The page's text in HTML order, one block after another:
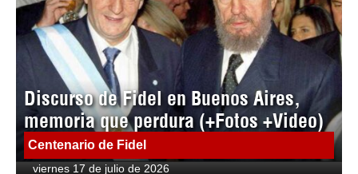
Discurso de Fidel en Buenos Aires,
memoria que perdura (+Fotos +Video)
Centenario de Fidel
viernes 17 de julio de 2026